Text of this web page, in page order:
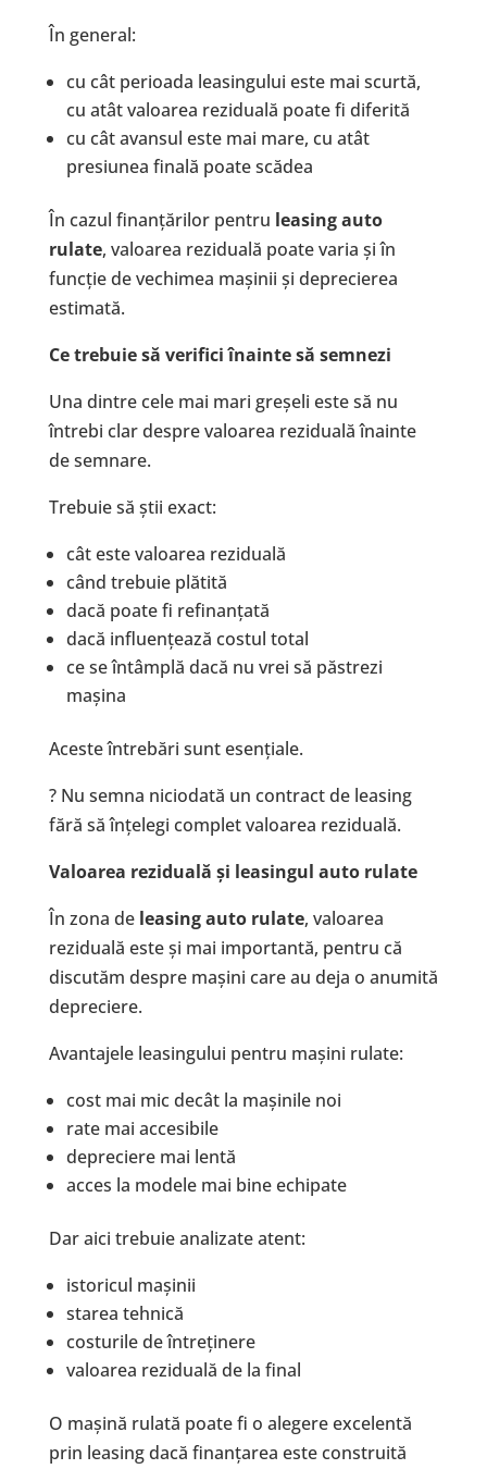
În general:
cu cât perioada leasingului este mai scurtă,
cu atât valoarea reziduală poate fi diferită
cu cât avansul este mai mare, cu atât
presiunea finală poate scădea
În cazul finanțărilor pentru leasing auto
rulate, valoarea reziduală poate varia și în
funcție de vechimea mașinii și deprecierea
estimată.
Ce trebuie să verifici înainte să semnezi
Una dintre cele mai mari greșeli este să nu
întrebi clar despre valoarea reziduală înainte
de semnare.
Trebuie să știi exact:
cât este valoarea reziduală
când trebuie plătită
dacă poate fi refinanțată
dacă influențează costul total
ce se întâmplă dacă nu vrei să păstrezi
mașina
Aceste întrebări sunt esențiale.
? Nu semna niciodată un contract de leasing
fără să înțelegi complet valoarea reziduală.
Valoarea reziduală și leasingul auto rulate
În zona de leasing auto rulate, valoarea
reziduală este și mai importantă, pentru că
discutăm despre mașini care au deja o anumită
depreciere.
Avantajele leasingului pentru mașini rulate:
cost mai mic decât la mașinile noi
rate mai accesibile
depreciere mai lentă
acces la modele mai bine echipate
Dar aici trebuie analizate atent:
istoricul mașinii
starea tehnică
costurile de întreținere
valoarea reziduală de la final
O mașină rulată poate fi o alegere excelentă
prin leasing dacă finanțarea este construită